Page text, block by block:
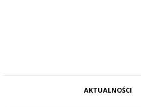
AKTUALNOŚCI